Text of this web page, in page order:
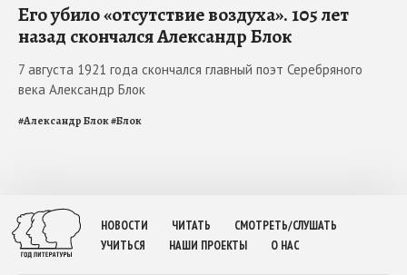
Его убило «отсутствие воздуха». 105 лет
назад скончался Александр Блок
7 августа 1921 года скончался главный поэт Серебряного
века Александр Блок
#Александр Блок#Блок
НОВОСТИ ЧИТАТЬ
СМОТРЕТЬ/СЛУШАТЬ
УЧИТЬСЯ
НАШИ ПРОЕКТЫ О НАС